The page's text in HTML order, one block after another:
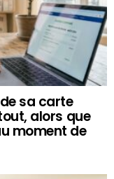
sa carte
alors que
moment de